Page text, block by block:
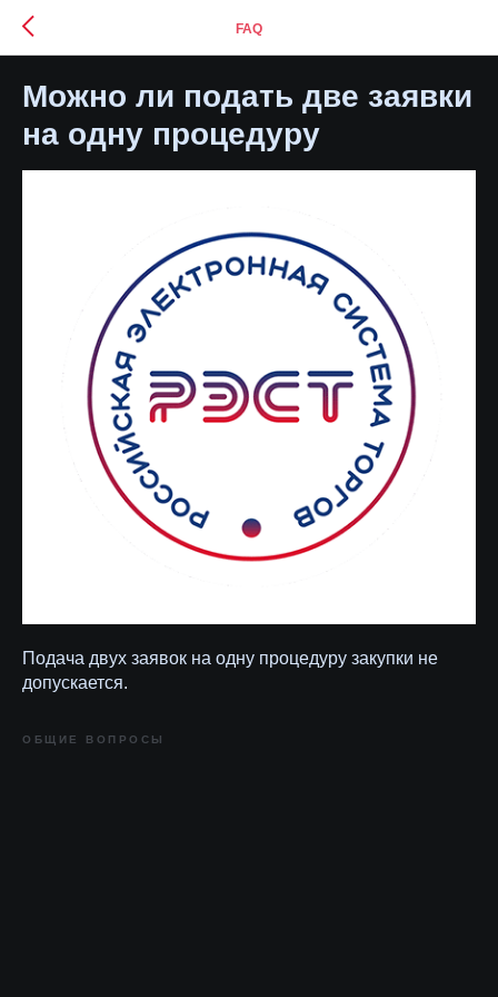
FAQ
Можно ли подать две заявки
на одну процедуру
Подача двух заявок на одну процедуру закупки не
допускается.
ОБЩИЕ ВОПРОСЫ